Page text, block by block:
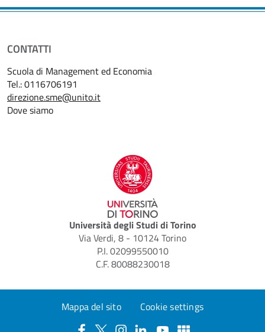
CONTATTI
Scuola di Management ed Economia
Tel.: 0116706191
direzione.sme@unito.it
Dove siamo
Università degli Studi di Torino
Via Verdi, 8 - 10124 Torino
P.I. 02099550010
C.F. 80088230018
Mappa del sito Cookie settings